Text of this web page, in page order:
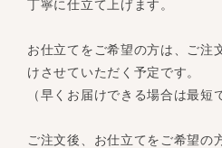
丁寧に仕立て上げます。
お仕立てをご希望の方は、ご注
けさせていただく予定です。
（早くお届けできる場合は最短
ご注文後、お仕立てをご希望の